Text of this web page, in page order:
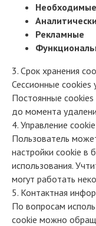
Необходимые
Рекламные
3. Срок хранения
Сессионные cookies
Постоянные
до момента
4. Управление cookie
Пользователь
настройки cookie в
использования.
могут работать
5. Контактная
По вопросам
cookie можно